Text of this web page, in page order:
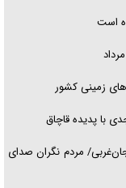
است
زمینی کشور
با پدیده قاچاق
مردم نگران صدای